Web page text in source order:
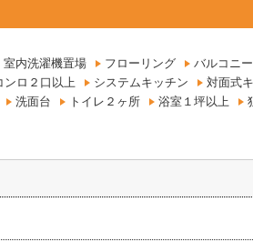
室内洗濯機置場 フローリング
バルコニー
ンロ２口以上 システムキッチン
対面式
洗面台 トイレ２ヶ所 浴室１坪以上